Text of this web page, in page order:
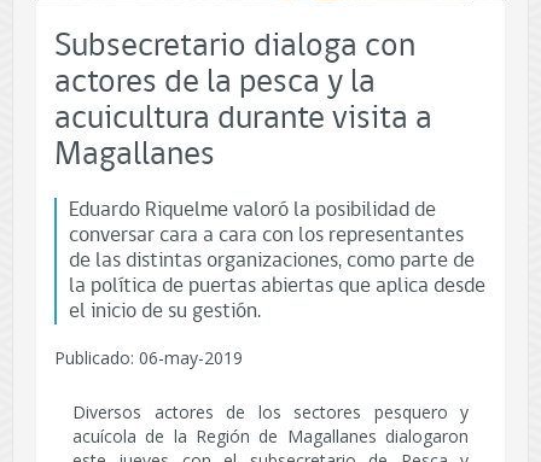
Subsecretario dialoga con
actores de la pesca y la
acuicultura durante visita a
Magallanes
Eduardo Riquelme valoró la posibilidad de
conversar cara a cara con los representantes
de las distintas organizaciones, como parte de
la política de puertas abiertas que aplica desde
el inicio de su gestión.
Publicado: 06-may-2019
Diversos actores de los sectores pesquero y
acuícola de la Región de Magallanes dialogaron